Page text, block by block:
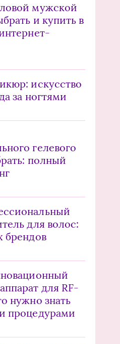
мужской
и купить в
искусство
за ногтями
гелевого
полный
для волос:
брендов
для RF-
нужно знать
процедурами